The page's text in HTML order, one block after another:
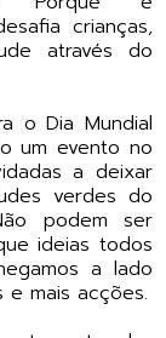
crianças,
através do
o Dia Mundial
um evento no
a deixar
verdes do
podem ser
ideias todos
a lado
e mais acções.